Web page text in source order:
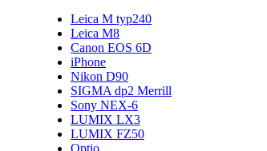
Leica M typ240
Leica M8
Canon EOS 6D
iPhone
Nikon D90
SIGMA dp2 Merrill
Sony NEX-6
LUMIX LX3
LUMIX FZ50
Optio